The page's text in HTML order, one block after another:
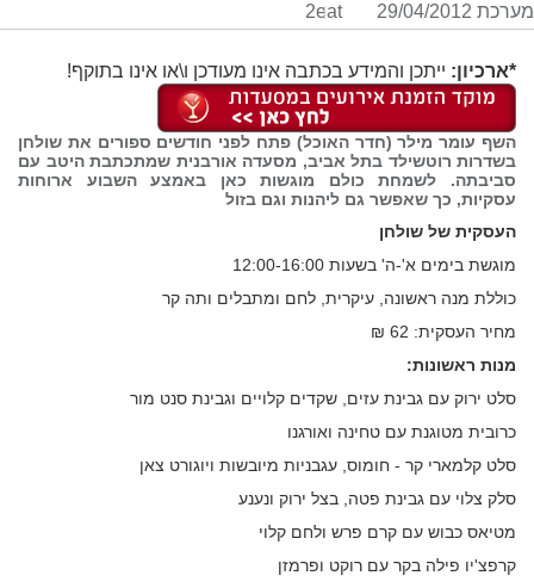
מערכת 2eat 29/04/2012
*ארכיון: ייתכן והמידע בכתבה אינו מעודכן ו\או אינו בתוקף!
השף עומר מילר (חדר האוכל) פתח לפני חודשים ספורים את שולחן
בשדרות רוטשילד בתל אביב, מסעדה אורבנית שמתכתבת היטב עם
סביבתה. לשמחת כולם מוגשות כאן באמצע השבוע ארוחות
עסקיות, כך שאפשר גם ליהנות וגם בזול
העסקית של שולחן
מוגשת בימים א'-ה' בשעות 12:00-16:00
כוללת מנה ראשונה, עיקרית, לחם ומתבלים ותה קר
מחיר העסקית: 62 ₪
מנות ראשונות:
סלט ירוק עם גבינת עזים, שקדים קלויים וגבינת סנט מור
כרובית מטוגנת עם טחינה ואורגנו
סלט קלמארי קר - חומוס, עגבניות מיובשות ויוגורט צאן
סלק צלוי עם גבינת פטה, בצל ירוק ונענע
מטיאס כבוש עם קרם פרש ולחם קלוי
קרפצ'יו פילה בקר עם רוקט ופרמזן